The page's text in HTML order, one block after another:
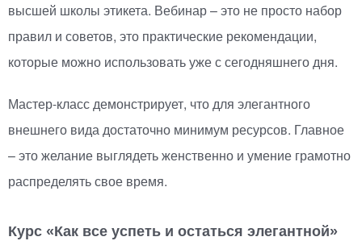
высшей школы этикета. Вебинар – это не просто набор
правил и советов, это практические рекомендации,
которые можно использовать уже с сегодняшнего дня.
Мастер-классдемонстрирует, что для элегантного
внешнего вида достаточно минимум ресурсов. Главное
– это желание выглядеть женственно и умение грамотно
распределять свое время.
Курс «Как все успеть и остаться элегантной»